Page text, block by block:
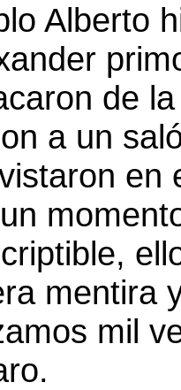
Alberto
de
a un
en
mentira
mil